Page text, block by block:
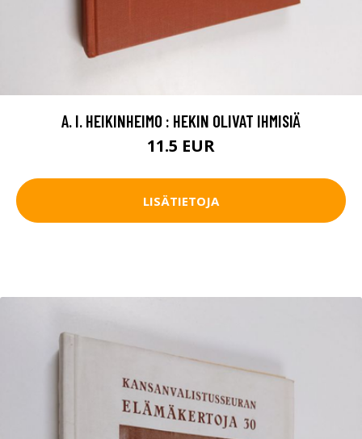
A. I. HEIKINHEIMO : HEKIN OLIVAT IHMISIÄ
11.5 EUR
LISÄTIETOJA